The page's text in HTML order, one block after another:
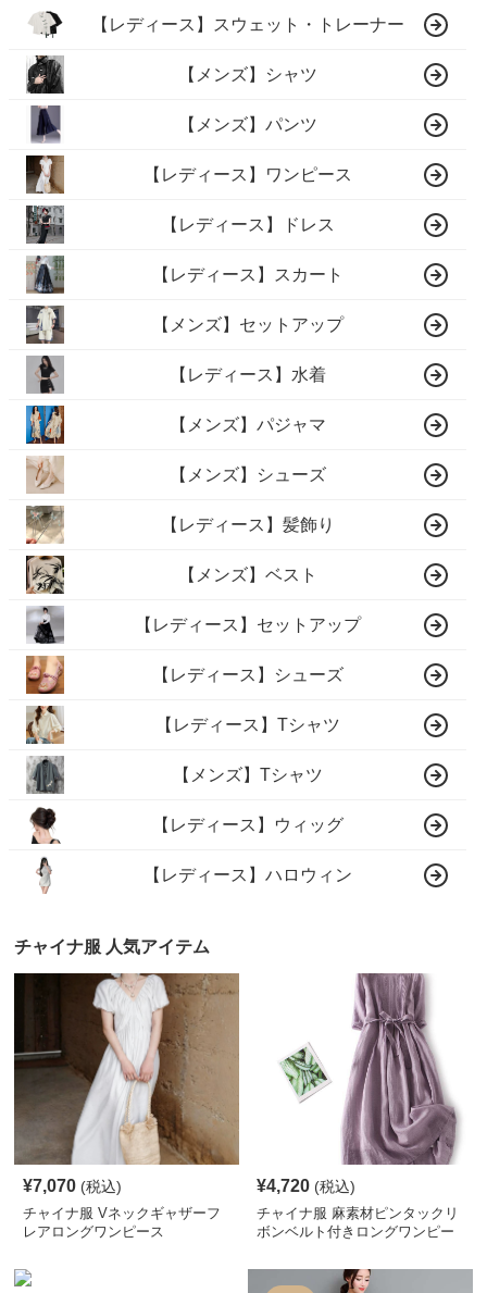
【レディース】スウェット・トレーナー
【メンズ】シャツ
【メンズ】パンツ
【レディース】ワンピース
【レディース】ドレス
【レディース】スカート
【メンズ】セットアップ
【レディース】水着
【メンズ】パジャマ
【メンズ】シューズ
【レディース】髪飾り
【メンズ】ベスト
【レディース】セットアップ
【レディース】シューズ
【レディース】Tシャツ
【メンズ】Tシャツ
【レディース】ウィッグ
【レディース】ハロウィン
チャイナ服 人気アイテム
¥7,070 (税込)
チャイナ服 Vネックギャザーフ
レアロングワンピース
¥4,720 (税込)
チャイナ服 麻素材ピンタックリ
ボンベルト付きロングワンピー